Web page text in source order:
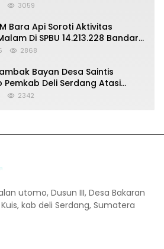
3059
Bara Api Soroti Aktivitas
Di SPBU 14.213.228 Bandar
2868
Bayan Desa Saintis
Pemkab Deli Serdang Atasi
2342
utomo, Dusun III, Desa Bakaran
kab deli Serdang, Sumatera